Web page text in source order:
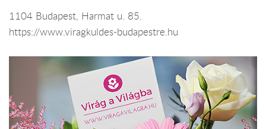
1104 Budapest, Harmat u. 85.
https://www.viragkuldes-budapestre.hu